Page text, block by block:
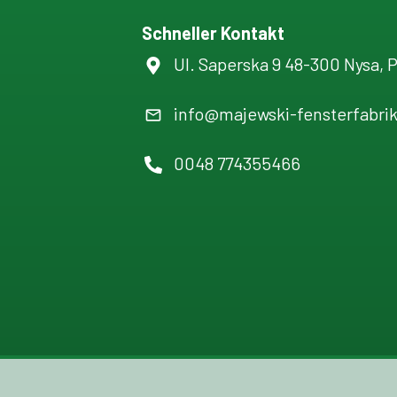
Schneller Kontakt
Ul. Saperska 9 48-300 Nysa,
info@majewski-
0048 774355466